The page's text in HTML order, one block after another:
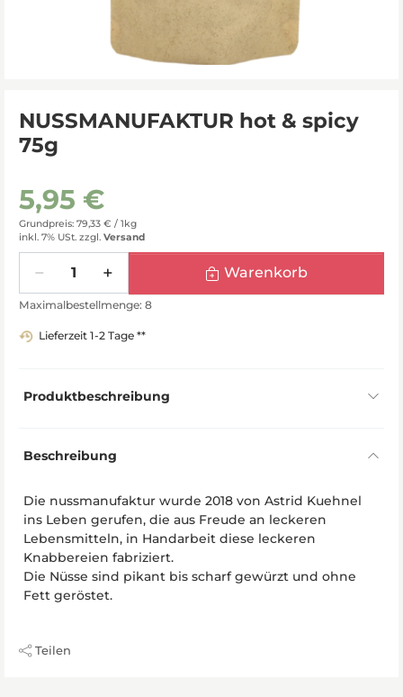
NUSSMANUFAKTUR hot & spicy
75g
5,95 €
Grundpreis: 79,33 € / 1kg
inkl. 7% USt. zzgl. Versand
Warenkorb
Maximalbestellmenge: 8
Lieferzeit 1-2 Tage **
Produktbeschreibung
Beschreibung
Die nussmanufaktur wurde 2018 von Astrid Kuehnel
ins Leben gerufen, die aus Freude an leckeren
Lebensmitteln, in Handarbeit diese leckeren
Knabbereien fabriziert.
Die Nüsse sind pikant bis scharf gewürzt und ohne
Fett geröstet.
Teilen